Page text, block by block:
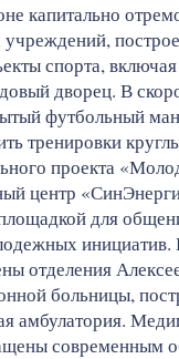
капитально
учреждений,
спорта,
дворец. В
футбольный
тренировки
проекта
центр
для
отделения
больницы,
амбулатория.
современным